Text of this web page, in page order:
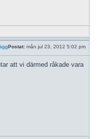
Postat: mån jul 23, 2012 5:02 pm
att vi därmed råkade vara